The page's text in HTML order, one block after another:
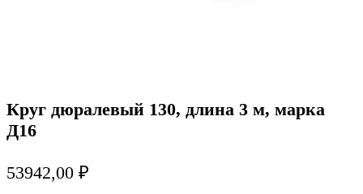
Круг дюралевый 130, длина 3 м, марка
Д16
53942,00 ₽